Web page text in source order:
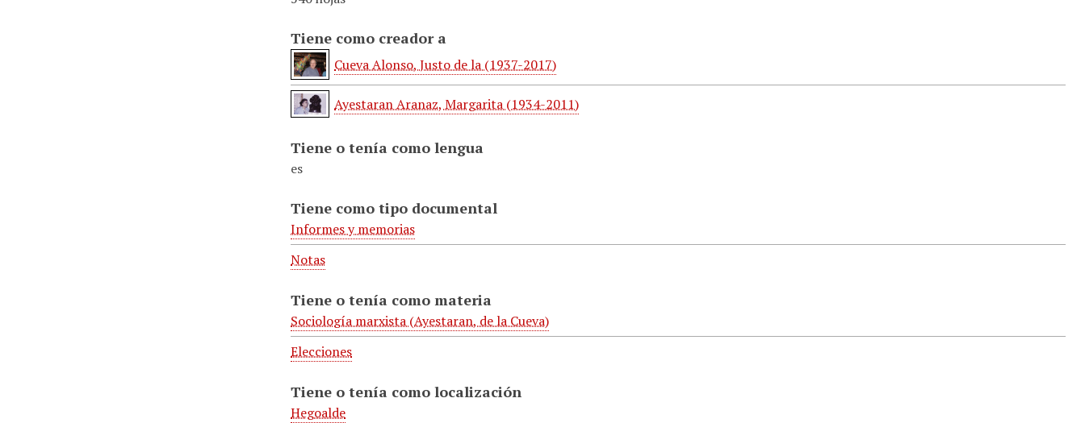
Tiene como creador a
Cueva Alonso, Justo de la (1937-2017)
Ayestaran Aranaz, Margarita (1934-2011)
Tiene o tenía como lengua
es
Tiene como tipo documental
Informes y memorias
Notas
Tiene o tenía como materia
Sociología marxista (Ayestaran, de la Cueva)
Elecciones
Tiene o tenía como localización
Hegoalde